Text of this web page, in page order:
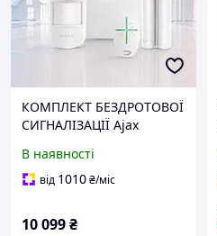
КОМПЛЕКТ БЕЗДРОТОВОЇ
СИГНАЛІЗАЦІЇ Ajax
Ethernet
В наявності
від 1010₴/міс
10 099₴